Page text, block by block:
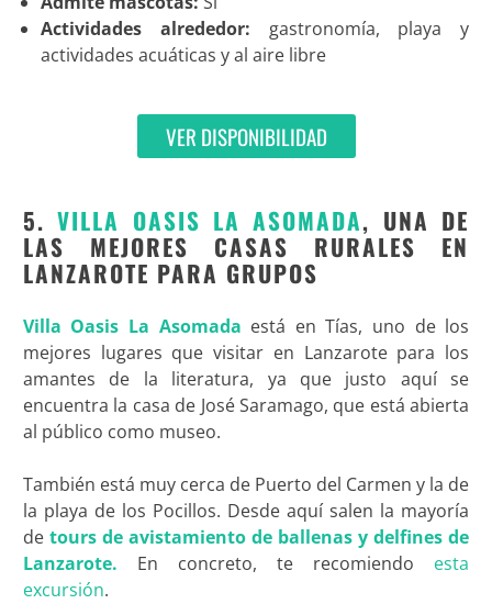
Actividades alrededor: gastronomía, playa y
actividades acuáticas y al aire libre
VER DISPONIBILIDAD
5.VILLA OASIS LA ASOMADA, UNA DE
LAS MEJORES CASAS RURALES EN
LANZAROTE PARA GRUPOS
Villa Oasis La Asomada está en Tías, uno de los
mejores lugares que visitar en Lanzarote para los
amantes de la literatura, ya que justo aquí se
encuentra la casa de José Saramago, que está abierta
al público como museo.
También está muy cerca de Puerto del Carmen y la de
la playa de los Pocillos. Desde aquí salen la mayoría
de tours de avistamiento de ballenas y delfines de
Lanzarote. En concreto, te recomiendo esta
excursión.